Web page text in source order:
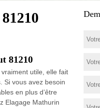
81210
utile, elle fait
Si vous avez besoin
en plus d’être
Elagage Mathurin